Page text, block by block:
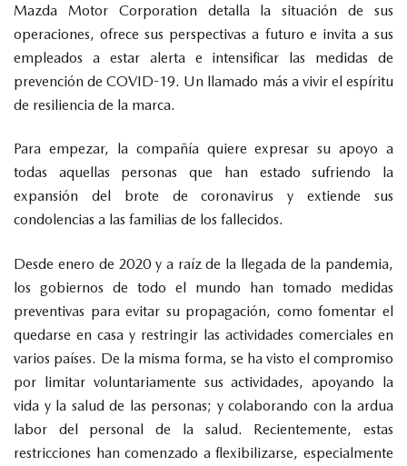
Mazda Motor Corporation detalla la situación de sus
operaciones, ofrece sus perspectivas a futuro e invita a sus
empleados a estar alerta e intensificar las medidas de
prevención de COVID-19. Un llamado más a vivir el espíritu
de resiliencia de la marca.
Para empezar, la compañía quiere expresar su apoyo a
todas aquellas personas que han estado sufriendo la
expansión del brote de coronavirus y extiende sus
condolencias a las familias de los fallecidos.
Desde enero de 2020 y a raíz de la llegada de la pandemia,
los gobiernos de todo el mundo han tomado medidas
preventivas para evitar su propagación, como fomentar el
quedarse en casa y restringir las actividades comerciales en
varios países. De la misma forma, se ha visto el compromiso
por limitar voluntariamente sus actividades, apoyando la
vida y la salud de las personas; y colaborando con la ardua
labor del personal de la salud. Recientemente, estas
restricciones han comenzado a flexibilizarse, especialmente